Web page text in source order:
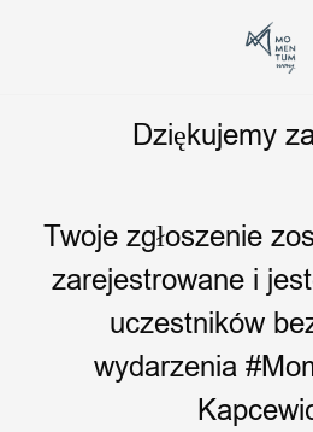
Dziękujemy
Twoje zgłoszenie
zarejestrowane i
uczestników
wydarzenia